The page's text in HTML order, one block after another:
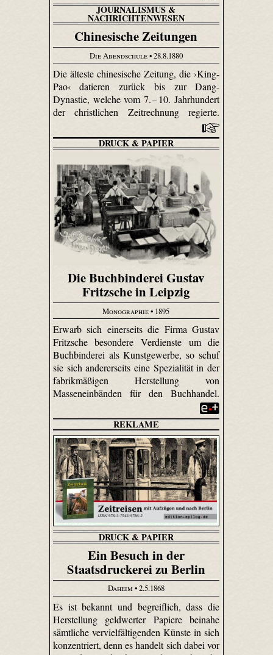
JOURNALISMUS &
NACHRICHTENWESEN
Chinesische Zeitungen
Die Abendschule• 28.8.1880
Die älteste chinesische Zeitung, die ›King-
Pao‹ datieren zurück bis zur Dang-
Dynastie, welche vom 7. – 10. Jahrhundert
der christlichen Zeitrechnung regierte.
DRUCK & PAPIER
Die Buchbinderei Gustav
Fritzsche in Leipzig
Monographie• 1895
Erwarb sich einerseits die Firma Gustav
Fritzsche besondere Verdienste um die
Buchbinderei als Kunstgewerbe, so schuf
sie sich andererseits eine Spezialität in der
fabrikmäßigen Herstellung von
Masseneinbänden für den Buchhandel.
REKLAME
DRUCK & PAPIER
Ein Besuch in der
Staatsdruckerei zu Berlin
Daheim• 2.5.1868
Es ist bekannt und begreiflich, dass die
Herstellung geldwerter Papiere beinahe
sämtliche vervielfältigenden Künste in sich
konzentriert, denn es handelt sich dabei vor